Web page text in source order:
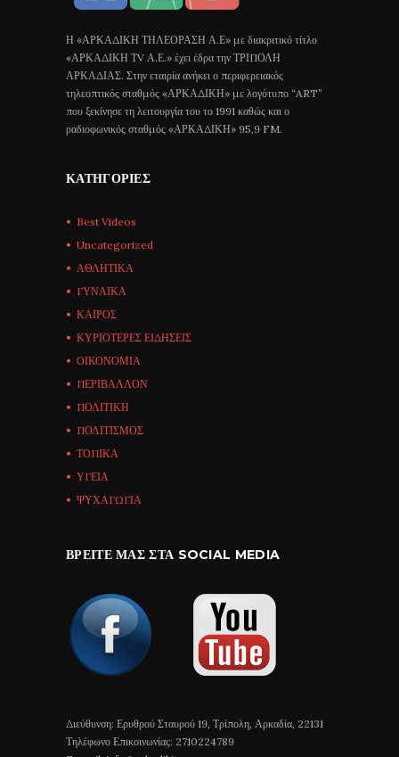
Η «ΑΡΚΑΔΙΚΗ ΤΗΛΕΟΡΑΣΗ Α.Ε» με διακριτικό τίτλο
«ΑΡΚΑΔΙΚΗ ΤV Α.Ε.» έχει έδρα την ΤΡΙΠΟΛΗ
ΑΡΚΑΔΙΑΣ. Στην εταιρία ανήκει ο περιφερειακός
τηλεοπτικός σταθμός «ΑΡΚΑΔΙΚΗ» με λογότυπο “ART”
που ξεκίνησε τη λειτουργία του το 1991 καθώς και ο
ραδιοφωνικός σταθμός «ΑΡΚΑΔΙΚΗ» 95,9 FM.
ΚΑΤΗΓΟΡΊΕΣ
Best Videos
Uncategorized
ΑΘΛΗΤΙΚΑ
ΓΥΝΑΙΚΑ
ΚΑΙΡΟΣ
ΚΥΡΙΟΤΕΡΕΣ ΕΙΔΗΣΕΙΣ
ΟΙΚΟΝΟΜΙΑ
ΠΕΡΙΒΑΛΛΟΝ
ΠΟΛΙΤΙΚΗ
ΠΟΛΙΤΙΣΜΟΣ
ΤΟΠΙΚΑ
ΥΓΕΙΑ
ΨΥΧΑΓΩΓΙΑ
ΒΡΕΊΤΕ ΜΑΣ ΣΤΑ SOCIAL MEDIA
Διεύθυνση: Ερυθρού Σταυρού 19, Τρίπολη, Αρκαδία, 22131
Τηλέφωνο Επικοινωνίας: 2710224789